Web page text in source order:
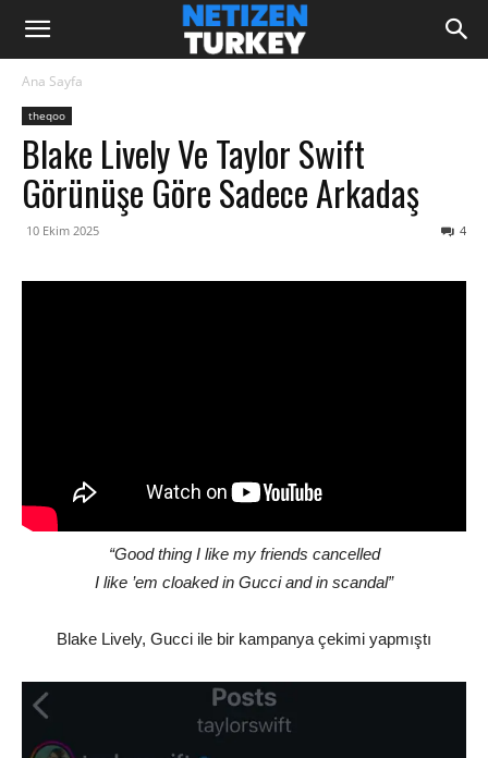
Ana Sayfa
theqoo
Blake Lively Ve Taylor Swift
Görünüşe Göre Sadece Arkadaş
10 Ekim 2025 4
“Good thing I like my friends cancelled
I like ’em cloaked in Gucci and in scandal”
Blake Lively, Gucci ile bir kampanya çekimi yapmıştı